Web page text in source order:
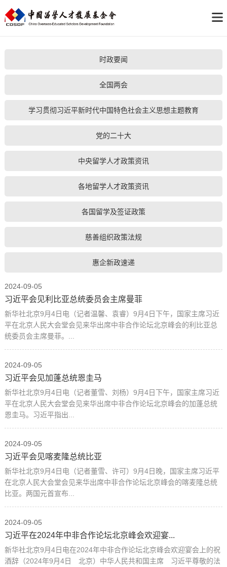
时政要闻
全国两会
学习贯彻习近平新时代中国特色社会主义思想主题教育
党的二十大
中央留学人才政策资讯
各地留学人才政策资讯
各国留学及签证政策
慈善组织政策法规
惠企新政速递
2024-09-05
习近平会见利比亚总统委员会主席曼菲
新华社北京9月4日电（记者温馨、袁睿）9月4日下午，国家主席习近
平在北京人民大会堂会见来华出席中非合作论坛北京峰会的利比亚总
统委员会主席曼菲。...
2024-09-05
习近平会见加蓬总统恩圭马
新华社北京9月4日电（记者董雪、刘杨）9月4日下午，国家主席习近
平在北京人民大会堂会见来华出席中非合作论坛北京峰会的加蓬总统
恩圭马。习近平指出...
2024-09-05
习近平会见喀麦隆总统比亚
新华社北京9月4日电（记者董雪、许可）9月4日晚，国家主席习近平
在北京人民大会堂会见来华出席中非合作论坛北京峰会的喀麦隆总统
比亚。两国元首宣布...
2024-09-05
习近平在2024年中非合作论坛北京峰会欢迎宴...
新华社北京9月4日电在2024年中非合作论坛北京峰会欢迎宴会上的祝
酒辞（2024年9月4日 北京）中华人民共和国主席 习近平尊敬的法